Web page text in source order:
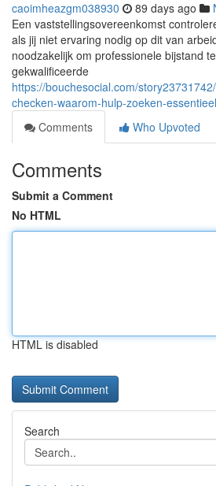
caoimheazgm038930 89 days ago
Een vaststellingsovereenkomst
als jij niet ervaring nodig op dit van
noodzakelijk om professionele bijstand
gekwalificeerde
https://bouchesocial.com/
checken-waarom-hulp-zoeken-
Comments
Who Upvoted
Comments
Submit a Comment
No HTML
HTML is disabled
Search